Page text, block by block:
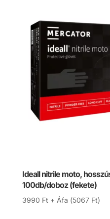
Ideall nitrile moto,
100db/doboz (fekete)
3990 Ft + Áfa (5067 Ft)